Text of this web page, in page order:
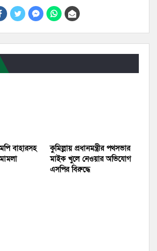
বাহারসহ
কুমিল্লায় প্রধানমন্ত্রীর পথসভার
মাইক খুলে নেওয়ার অভিযোগ
এসপির বিরুদ্ধে